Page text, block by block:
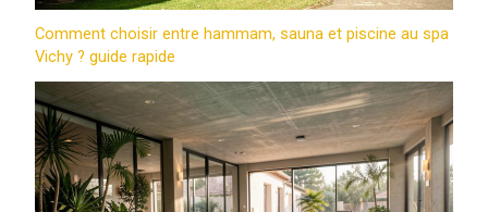
Comment choisir entre hammam, sauna et piscine au spa
Vichy ? guide rapide